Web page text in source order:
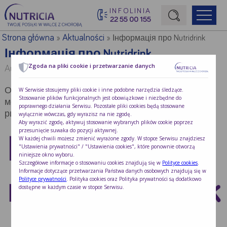
INFOLINIA
22 55 00 155
Początek treści głównej
Strona główna »Aktualności » Інформація про Nutridrink
Інформація про Nutridrink
Autor:Redakcja Nutricia
Основна інформація про найважливіші продукти
медичного харчування, доступні на польському
ринку
Zgoda na pliki cookie i przetwarzanie danych
W Serwisie stosujemy pliki cookie i inne podobne narzędzia śledzące.
Stosowanie plików funkcjonalnych jest obowiązkowe i niezbędne do
poprawnego działania Serwisu. Pozostałe pliki cookies będą stosowane
wyłącznie wówczas, gdy wyrazisz na nie zgodę.
Aby wyrazić zgodę, aktywuj stosowanie wybranych plików cookie poprzez
przesunięcie suwaka do pozycji aktywnej.
W każdej chwili możesz zmienić wyrażone zgody. W stopce Serwisu znajdziesz
"Ustawienia prywatności" / "Ustawienia cookies", które ponownie otworzą
niniejsze okno wyboru.
Szczegółowe informacje o stosowaniu cookies znajdują się w Polityce cookies
Informacje dotyczące przetwarzania Państwa danych osobowych znajdują się w
Polityce prywatności . Polityka cookies oraz Polityka prywatności są dodatkowo
dostępne w każdym czasie w stopce Serwisu.